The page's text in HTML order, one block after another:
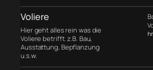
Voliere
Hier geht alles rein was die
Voliere betrifft. z.B. Bau,
Ausstattung, Bepflanzung
u.s.w.